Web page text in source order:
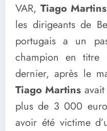
VAR, Tiago Martins
les dirigeants de
portugais a un
champion en titre
dernier, après le
Tiago Martins
plus de 3 000
avoir été victime